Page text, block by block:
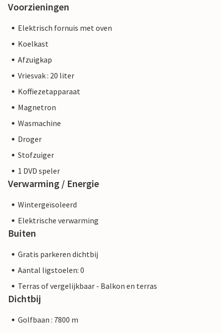
Voorzieningen
Elektrisch fornuis met oven
Koelkast
Afzuigkap
Vriesvak : 20 liter
Koffiezetapparaat
Magnetron
Wasmachine
Droger
Stofzuiger
1 DVD speler
Verwarming / Energie
Wintergeïsoleerd
Elektrische verwarming
Buiten
Gratis parkeren dichtbij
Aantal ligstoelen: 0
Terras of vergelijkbaar - Balkon en terras
Dichtbij
Golfbaan : 7800 m